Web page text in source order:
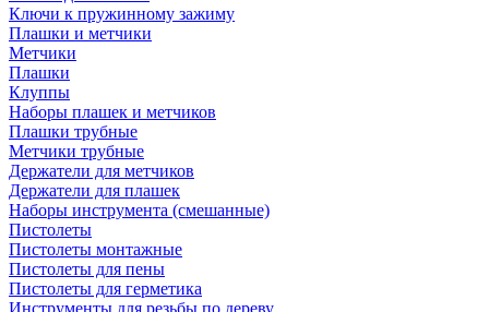
Ключи к пружинному зажиму
Плашки и метчики
Метчики
Плашки
Клуппы
Наборы плашек и метчиков
Плашки трубные
Метчики трубные
Держатели для метчиков
Держатели для плашек
Наборы инструмента (смешанные)
Пистолеты
Пистолеты монтажные
Пистолеты для пены
Пистолеты для герметика
Инструменты для резьбы по дереву